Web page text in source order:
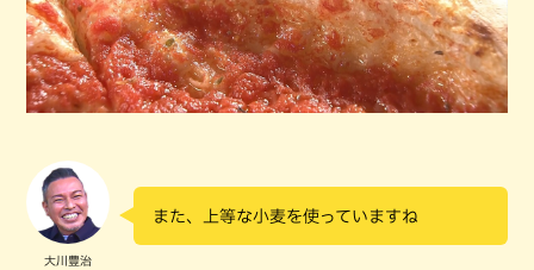
大川豊治
また、上等な小麦を使っていますね